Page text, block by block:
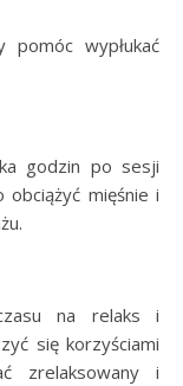
wypłukać
godzin po sesji
mięśnie i
na relaks i
się korzyściami
zrelaksowany i